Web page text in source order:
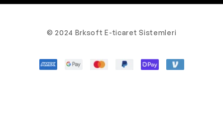
© 2024 Brksoft E-ticaret Sistemleri